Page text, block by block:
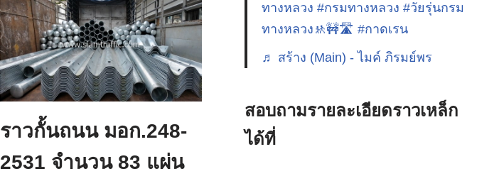
ราวกั้นถนน มอก.248-
2531 จำนวน 83 แผ่น
ทางหลวง #กรมทางหลวง #วัยรุ่นกรม
ทางหลวง🚸🚧🛣️ #กาดเรน
♬ สร้าง (Main) - ไมค์ ภิรมย์พร
สอบถามรายละเอียดราวเหล็ก
ได้ที่